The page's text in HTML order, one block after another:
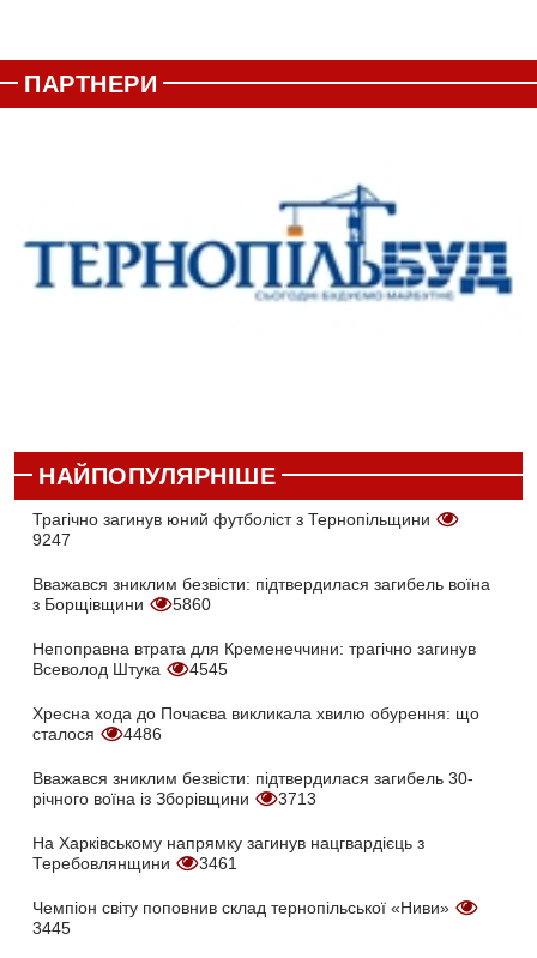
ПАРТНЕРИ
НАЙПОПУЛЯРНІШЕ
Трагічно загинув юний футболіст з Тернопільщини
9247
Вважався зниклим безвісти: підтвердилася загибель воїна
з Борщівщини
5860
Непоправна втрата для Кременеччини: трагічно загинув
Всеволод Штука
4545
Хресна хода до Почаєва викликала хвилю обурення: що
сталося
4486
Вважався зниклим безвісти: підтвердилася загибель 30-
річного воїна із Зборівщини
3713
На Харківському напрямку загинув нацгвардієць з
Теребовлянщини
3461
Чемпіон світу поповнив склад тернопільської «Ниви»
3445